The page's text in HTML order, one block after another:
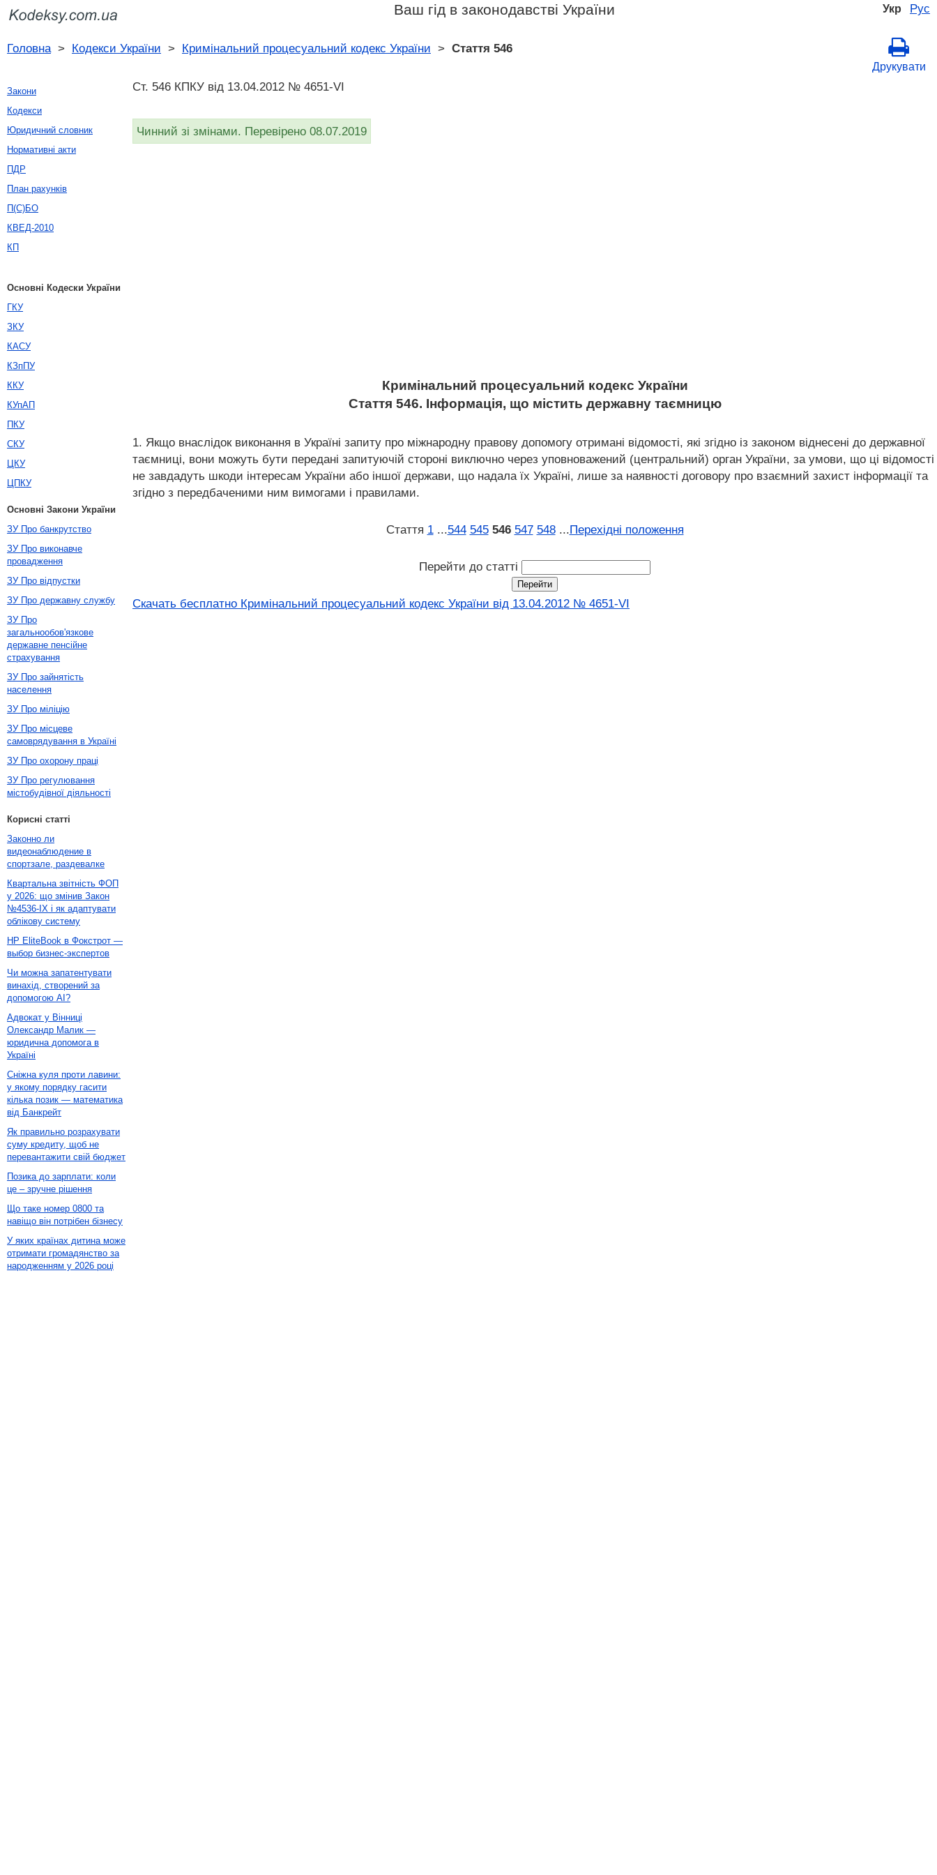
Укр Рус
Ваш гід в законодавстві України
Головна> Кодекси України > Кримінальний процесуальний кодекс України > Стаття 546
Друкувати
Ст. 546 КПКУ від 13.04.2012 № 4651-VI
Чинний зі змінами. Перевірено 08.07.2019
Кримінальний процесуальний кодекс України
Стаття 546. Інформація, що містить державну таємницю
1. Якщо внаслідок виконання в Україні запиту про міжнародну правову допомогу отримані відомості, які згідно із законом віднесені до державної
таємниці, вони можуть бути передані запитуючій стороні виключно через уповноважений (центральний) орган України, за умови, що ці відомості
не завдадуть шкоди інтересам України або іншої держави, що надала їх Україні, лише за наявності договору про взаємний захист інформації та
згідно з передбаченими ним вимогами і правилами.
Стаття 1 ...544 545 546 547 548 ...Перехідні положення
Перейти до статті
Скачать бесплатно Кримінальний процесуальний кодекс України від 13.04.2012 № 4651-VI
Закони
Кодекси
Юридичний словник
Нормативні акти
ПДР
План рахунків
П(С)БО
КВЕД-2010
КП
Основні Кодески України
ГКУ
ЗКУ
КАСУ
КЗпПУ
ККУ
КУпАП
ПКУ
СКУ
ЦКУ
ЦПКУ
Основні Закони України
ЗУ Про банкрутство
ЗУ Про виконавче
провадження
ЗУ Про відпустки
ЗУ Про державну службу
ЗУ Про
загальнообов'язкове
державне пенсійне
страхування
ЗУ Про зайнятість
населення
ЗУ Про міліцію
ЗУ Про місцеве
самоврядування в Україні
ЗУ Про охорону праці
ЗУ Про регулювання
містобудівної діяльності
Корисні статті
Законно ли
видеонаблюдение в
спортзале, раздевалке
Квартальна звітність ФОП
у 2026: що змінив Закон
№4536-IX і як адаптувати
облікову систему
HP EliteBook в Фокстрот —
выбор бизнес-экспертов
Чи можна запатентувати
винахід, створений за
допомогою AI?
Адвокат у Вінниці
Олександр Малик —
юридична допомога в
Україні
Сніжна куля проти лавини:
у якому порядку гасити
кілька позик — математика
від Банкрейт
Як правильно розрахувати
суму кредиту, щоб не
перевантажити свій бюджет
Позика до зарплати: коли
це – зручне рішення
Що таке номер 0800 та
навіщо він потрібен бізнесу
У яких країнах дитина може
отримати громадянство за
народженням у 2026 році